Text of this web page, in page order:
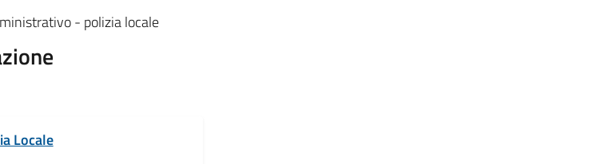
- polizia locale
Locale